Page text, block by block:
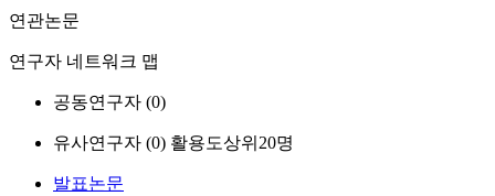
연관논문
연구자 네트워크 맵
공동연구자 (0)
유사연구자 (0) 활용도상위20명
발표논문